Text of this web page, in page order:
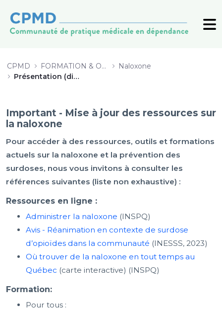
CPMD FORMATION & OUTILS
Naloxone
Présentation (diaporama) de la formation
Important - Mise à jour des ressources sur
la naloxone
Pour accéder à des ressources, outils et formations
actuels sur la naloxone et la prévention des
surdoses, nous vous invitons à consulter les
références suivantes (liste non exhaustive) :
Ressources en ligne :
Administrer la naloxone (INSPQ)
Avis - Réanimation en contexte de surdose
d’opioïdes dans la communauté (INESSS, 2023)
Où trouver de la naloxone en tout temps au
Québec (carte interactive) (INSPQ)
Formation:
Pour tous :